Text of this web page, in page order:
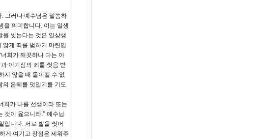
그러나 예수님은 말씀하
을 의미합니다. 이는 일생
을 씻는다는 것은 일상생
게 죄를 범하기 마련입
희가 깨끗하나 다는 아
이기심의 죄를 씻음 받
지 않을 때 돌이킬 수 없
의 은혜를 덧입기를 기도
희가 나를 선생이라 또는
것이 옳으니라.” 예수님
입니다. 서로 발을 씻어
게 여기고 장점은 세워주